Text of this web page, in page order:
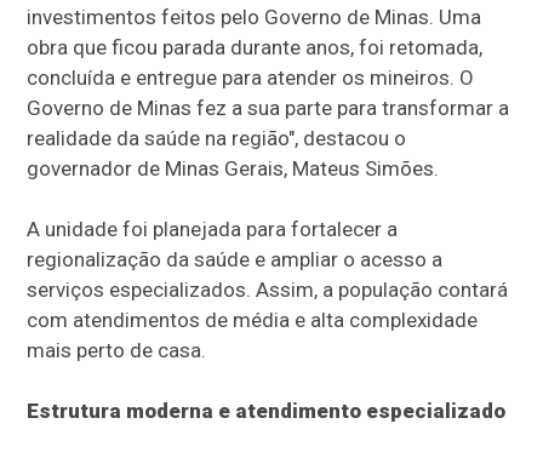
investimentos feitos pelo Governo de Minas. Uma
obra que ficou parada durante anos, foi retomada,
concluída e entregue para atender os mineiros. O
Governo de Minas fez a sua parte para transformar a
realidade da saúde na região", destacou o
governador de Minas Gerais, Mateus Simões.
A unidade foi planejada para fortalecer a
regionalização da saúde e ampliar o acesso a
serviços especializados. Assim, a população contará
com atendimentos de média e alta complexidade
mais perto de casa.
Estrutura moderna e atendimento especializado